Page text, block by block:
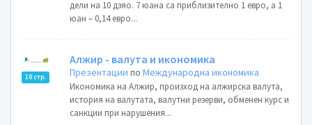
дели на 10 дзяо. 7 юана са приблизително 1 евро, а 1
юан – 0,14 евро...
10 стр.
Алжир - валута и икономика
Презентации поМеждународна икономика
Икономика на Алжир, произход на алжирска валута,
история на валутата, валутни резерви, обменен курс и
санкции при нарушения...